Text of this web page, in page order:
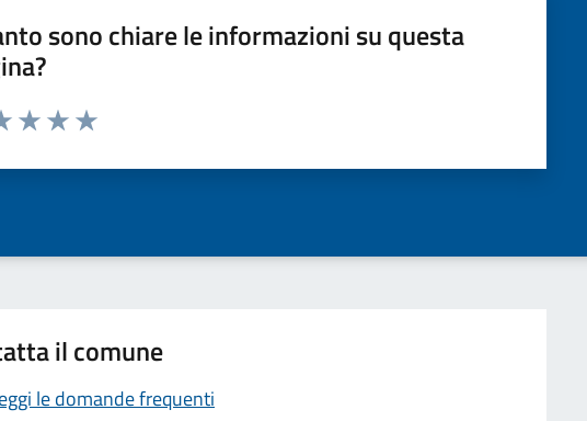
sono chiare le informazioni su questa
1 a 5 stelle la pagina
il comune
le domande frequenti